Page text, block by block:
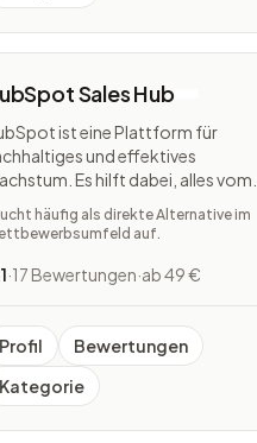
Sales Hub
ist eine Plattform für
und effektives
Es hilft dabei, alles vom
bis hin zu den
zu verwalten.
mehr Kontrolle und eine
hilft.
häufig als direkte Alternative im
auf.
·17 Bewertungen·ab 49 €
Profil
Bewertungen
Kategorie